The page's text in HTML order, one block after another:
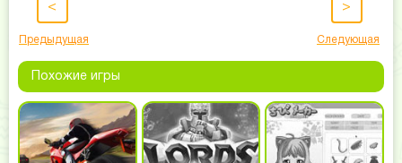
<
Предыдущая
>
Следующая
Похожие игры